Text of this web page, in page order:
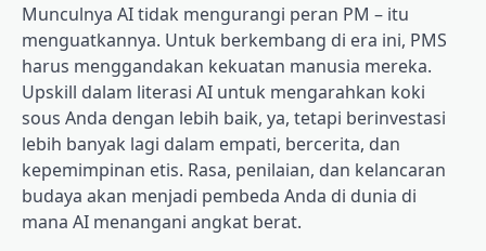
Munculnya AI tidak mengurangi peran PM – itu
menguatkannya. Untuk berkembang di era ini, PMS
harus menggandakan kekuatan manusia mereka.
Upskill dalam literasi AI untuk mengarahkan koki
sous Anda dengan lebih baik, ya, tetapi berinvestasi
lebih banyak lagi dalam empati, bercerita, dan
kepemimpinan etis. Rasa, penilaian, dan kelancaran
budaya akan menjadi pembeda Anda di dunia di
mana AI menangani angkat berat.